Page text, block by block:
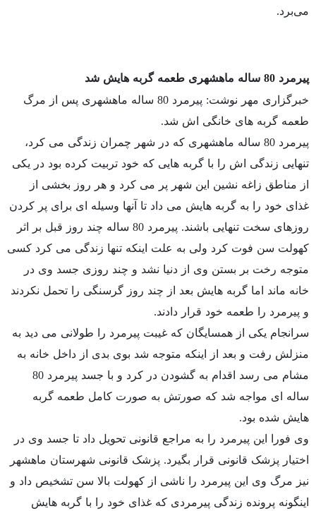
می‌برد.
پیرمرد 80 ساله ماهشهری طعمه گربه هایش شد
خبرگزاری مهر نوشت: پیرمرد 80 ساله ماهشهری پس از مرگ
طعمه گربه های خانگی اش شد.
پیرمرد 80 ساله ماهشهری که در شهر چمران زندگی می کرد،
تنهایی زندگی اش را با گربه هایی که خود تربیت کرده بود در یکی
از مناطق زاغه نشین این شهر پر می کرد و هر روز بخشی از
غذای خود را به گربه هایش می داد تا آنها وسیله ای برای پر کردن
روزهای سخت تنهایی باشند. پیرمرد 80 ساله چند روز قبل بر اثر
کهولت سن فوت کرد ولی به علت اینکه تنها زندگی می کرد کسی
متوجه رخت بر بستن وی از دنیا نشد و چند روزی جسد وی در
خانه ماند اما گربه هایش بعد از چند روز گرسنگی را تحمل نکردند
و پیرمرد را طعمه خود قرار دادند.
سرانجام یکی از همسایگان که غیبت پیرمرد را طولانی می دید به
منزلش رفت و بعد از اینکه متوجه شد بوی بدی از داخل خانه به
مشام می رسد اقدام به گشودن در کرد و با جسد پیرمرد 80
ساله ای مواجه شد که صورتش به صورت کامل طعمه گربه
هایش شده بود.
وی فورا این پیرمرد را به مراجع قانونی تحویل داد تا جسد وی در
اختیار پزشک قانونی قرار بگیرد. پزشک قانونی شهرستان ماهشهر
نیز مرگ وی این پیرمرد را ناشی از کهولت بالا سن تشخیص داد و
اینگونه پرونده زندگی پیرمردی که غذای خود را با گربه هایش